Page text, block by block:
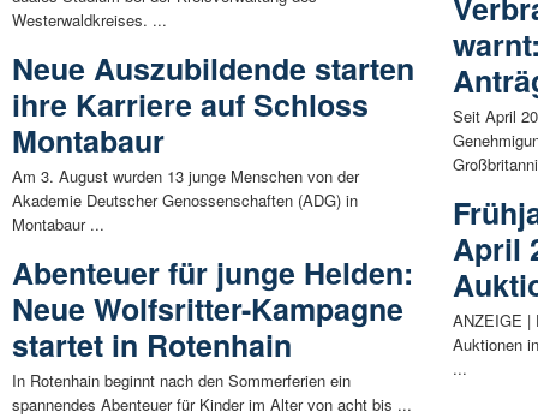
Westerwaldkreises. ...
Neue Auszubildende starten
ihre Karriere auf Schloss
Montabaur
Am 3. August wurden 13 junge Menschen von der
Akademie Deutscher Genossenschaften (ADG) in
Montabaur ...
Abenteuer für junge Helden:
Neue Wolfsritter-Kampagne
startet in Rotenhain
In Rotenhain beginnt nach den Sommerferien ein
spannendes Abenteuer für Kinder im Alter von acht bis ...
Seit April
April
ANZEIGE |
Auktionen
...